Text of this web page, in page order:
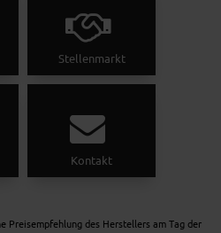
Stellenmarkt
Kontakt
Preisempfehlung des Herstellers am Tag der